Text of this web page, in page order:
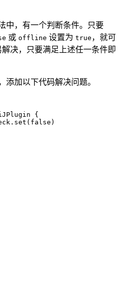
中，有一个判断条件。只要
或 offline 设置为 true ，就可
决，只要满足上述任一条件即
添加以下代码解决问题。
{
set ( false )